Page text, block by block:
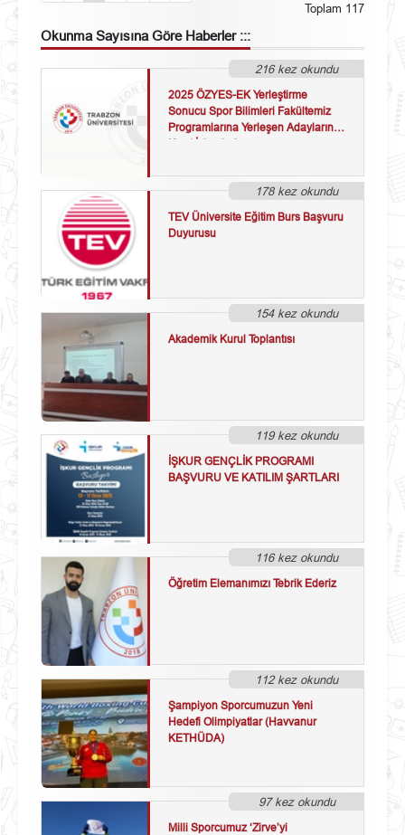
Toplam 117
Okunma Sayısına GöreHaberler :::
216 kez okundu
2025 ÖZYES-EK Yerleştirme
Sonucu Spor Bilimleri Fakültemiz
Programlarına Yerleşen Adayların
Kayıt İşlemleri
178 kez okundu
TEV Üniversite Eğitim Burs Başvuru
Duyurusu
154 kez okundu
Akademik Kurul Toplantısı
119 kez okundu
İŞKUR GENÇLİK PROGRAMI
BAŞVURU VE KATILIM ŞARTLARI
116 kez okundu
Öğretim Elemanımızı Tebrik Ederiz
112 kez okundu
Şampiyon Sporcumuzun Yeni
Hedefi Olimpiyatlar (Havvanur
KETHÜDA)
97 kez okundu
Milli Sporcumuz ‘Zirve’yi